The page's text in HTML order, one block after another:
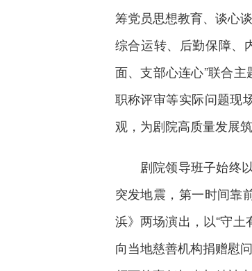
筹党员思想教育、谈心
综合运转、后勤保障、
面、支部心连心”联合
职称评审等实际问题现
观，为剧院高质量发展
剧院领导班子始终
突发地震，第一时间靠
浜》两场演出，以“守
向当地慈善机构捐赠慰